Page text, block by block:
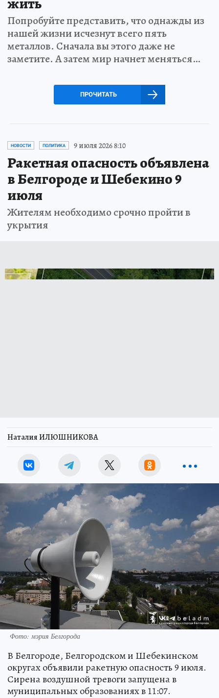
Попробуйте представить, что однажды из
нашей жизни исчезнут всего пять
металлов. Сначала вы этого даже не
заметите. А затем мир начнет меняться…
ПРОЧИТАТЬ
НОВОСТИ ПОЛИТИКА 9 июля 2026 8:10
Ракетная опасность объявлена
в Белгороде и Шебекино 9
июля
Жителям необходимо срочно пройти в
укрытия
Наталия ИЛЮШНИКОВА
Фото: мэрия Белгорода
В Белгороде, Белгородском и Шебекинском
округах объявили ракетную опасность 9 июля.
Сирена воздушной тревоги запущена в
муниципальных образованиях в 11:07.